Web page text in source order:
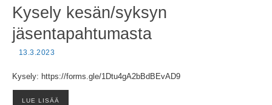
Kysely kesän/syksyn
jäsentapahtumasta
13.3.2023
Kysely: https://forms.gle/1Dtu4gA2bBdBEvAD9
LUE LISÄÄ